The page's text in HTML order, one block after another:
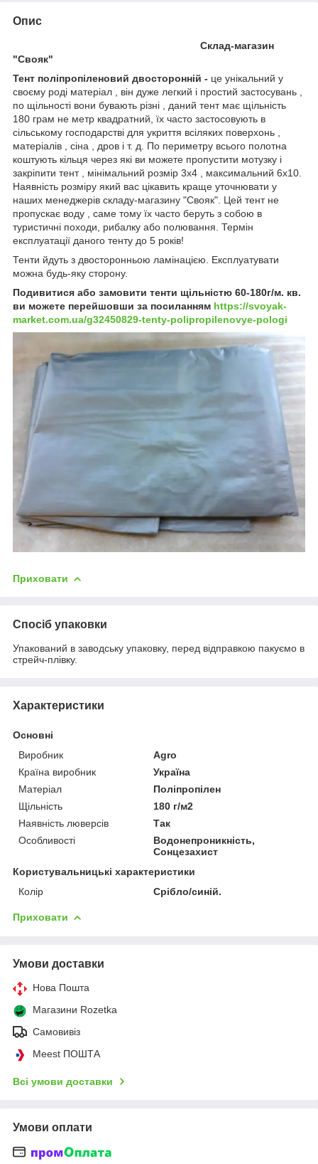
Опис
Склад-магазин
"Свояк"
Тент поліпропіленовий двосторонній - це унікальний у
своєму роді матеріал , він дуже легкий і простий застосувань ,
по щільності вони бувають різні , даний тент має щільність
180 грам не метр квадратний, їх часто застосовують в
сільському господарстві для укриття всіляких поверхонь ,
матеріалів , сіна , дров і т. д. По периметру всього полотна
коштують кільця через які ви можете пропустити мотузку і
закріпити тент , мінімальний розмір 3x4 , максимальний 6x10.
Наявність розміру який вас цікавить краще уточнювати у
наших менеджерів складу-магазину "Свояк". Цей тент не
пропускає воду , саме тому їх часто беруть з собою в
туристичні походи, рибалку або полювання. Термін
експлуатації даного тенту до 5 років!
Тенти йдуть з двосторонньою ламінацією. Експлуатувати
можна будь-яку сторону.
Подивитися або замовити тенти щільністю 60-180г/м. кв.
ви можете перейшовши за посиланням https://svoyak-
market.com.ua/g32450829-tenty-polipropilenovye-pologi
Приховати
Спосіб упаковки
Упакований в заводську упаковку, перед відправкою пакуємо в
стрейч-плівку.
Характеристики
Основні
Виробник
Agro
Країна виробник
Україна
Матеріал
Поліпропілен
Щільність
180 г/м2
Наявність люверсів
Так
Особливості
Водонепроникність,
Сонцезахист
Користувальницькі характеристики
Колір
Срібло/синій.
Приховати
Умови доставки
Нова Пошта
Магазини Rozetka
Самовивіз
Meest ПОШТА
Всі умови доставки
Умови оплати